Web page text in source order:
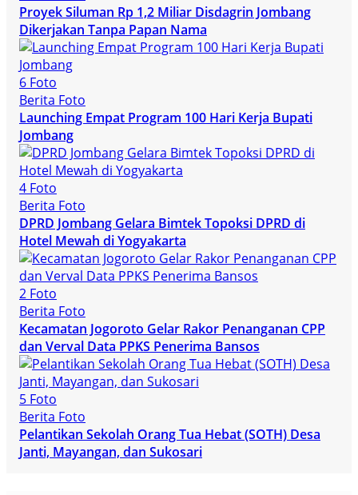
Proyek Siluman Rp 1,2 Miliar Disdagrin Jombang
Dikerjakan Tanpa Papan Nama
6 Foto
Berita Foto
Launching Empat Program 100 Hari Kerja Bupati
Jombang
4 Foto
Berita Foto
DPRD Jombang Gelara Bimtek Topoksi DPRD di
Hotel Mewah di Yogyakarta
2 Foto
Berita Foto
Kecamatan Jogoroto Gelar Rakor Penanganan CPP
dan Verval Data PPKS Penerima Bansos
5 Foto
Berita Foto
Pelantikan Sekolah Orang Tua Hebat (SOTH) Desa
Janti, Mayangan, dan Sukosari